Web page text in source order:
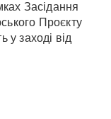
Засідання
Проєкту
у заході від